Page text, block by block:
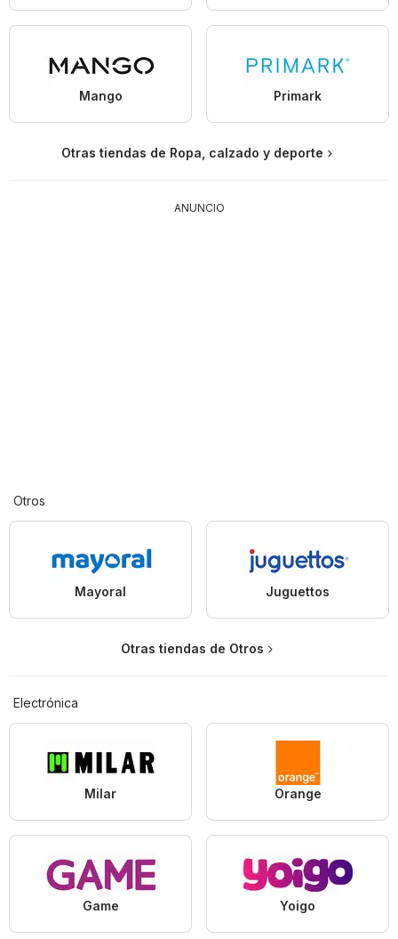
Mango Primark
Otras tiendas de Ropa, calzado y deporte
ANUNCIO
Otros
Mayoral Juguettos
Otras tiendas de Otros
Electrónica
Milar Orange
Game Yoigo